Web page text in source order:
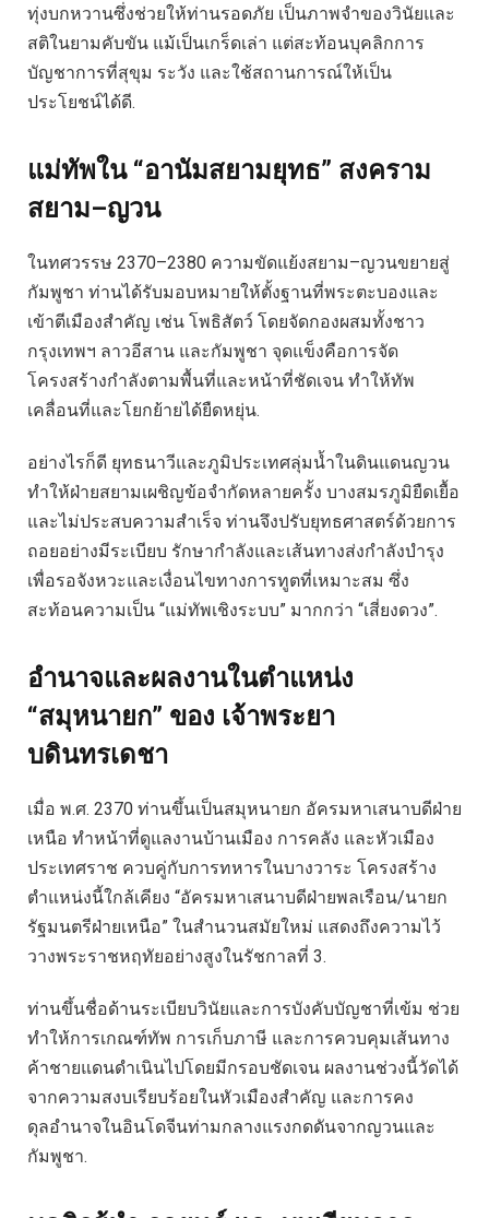
ทุ่งบกหวานซึ่งช่วยให้ท่านรอดภัย เป็นภาพจำของวินัยและ
สติในยามคับขัน แม้เป็นเกร็ดเล่า แต่สะท้อนบุคลิกการ
บัญชาการที่สุขุม ระวัง และใช้สถานการณ์ให้เป็น
ประโยชน์ได้ดี.
แม่ทัพใน “อานัมสยามยุทธ” สงคราม
สยาม–ญวน
ในทศวรรษ 2370–2380 ความขัดแย้งสยาม–ญวนขยายสู่
กัมพูชา ท่านได้รับมอบหมายให้ตั้งฐานที่พระตะบองและ
เข้าตีเมืองสำคัญ เช่น โพธิสัตว์ โดยจัดกองผสมทั้งชาว
กรุงเทพฯ ลาวอีสาน และกัมพูชา จุดแข็งคือการจัด
โครงสร้างกำลังตามพื้นที่และหน้าที่ชัดเจน ทำให้ทัพ
เคลื่อนที่และโยกย้ายได้ยืดหยุ่น.
อย่างไรก็ดี ยุทธนาวีและภูมิประเทศลุ่มน้ำในดินแดนญวน
ทำให้ฝ่ายสยามเผชิญข้อจำกัดหลายครั้ง บางสมรภูมิยืดเยื้อ
และไม่ประสบความสำเร็จ ท่านจึงปรับยุทธศาสตร์ด้วยการ
ถอยอย่างมีระเบียบ รักษากำลังและเส้นทางส่งกำลังบำรุง
เพื่อรอจังหวะและเงื่อนไขทางการทูตที่เหมาะสม ซึ่ง
สะท้อนความเป็น “แม่ทัพเชิงระบบ” มากกว่า “เสี่ยงดวง”.
อำนาจและผลงานในตำแหน่ง
“สมุหนายก” ของ เจ้าพระยา
บดินทรเดชา
เมื่อ พ.ศ. 2370 ท่านขึ้นเป็นสมุหนายก อัครมหาเสนาบดีฝ่าย
เหนือ ทำหน้าที่ดูแลงานบ้านเมือง การคลัง และหัวเมือง
ประเทศราช ควบคู่กับการทหารในบางวาระ โครงสร้าง
ตำแหน่งนี้ใกล้เคียง “อัครมหาเสนาบดีฝ่ายพลเรือน/นายก
รัฐมนตรีฝ่ายเหนือ” ในสำนวนสมัยใหม่ แสดงถึงความไว้
วางพระราชหฤทัยอย่างสูงในรัชกาลที่ 3.
ท่านขึ้นชื่อด้านระเบียบวินัยและการบังคับบัญชาที่เข้ม ช่วย
ทำให้การเกณฑ์ทัพ การเก็บภาษี และการควบคุมเส้นทาง
ค้าชายแดนดำเนินไปโดยมีกรอบชัดเจน ผลงานช่วงนี้วัดได้
จากความสงบเรียบร้อยในหัวเมืองสำคัญ และการคง
ดุลอำนาจในอินโดจีนท่ามกลางแรงกดดันจากญวนและ
กัมพูชา.